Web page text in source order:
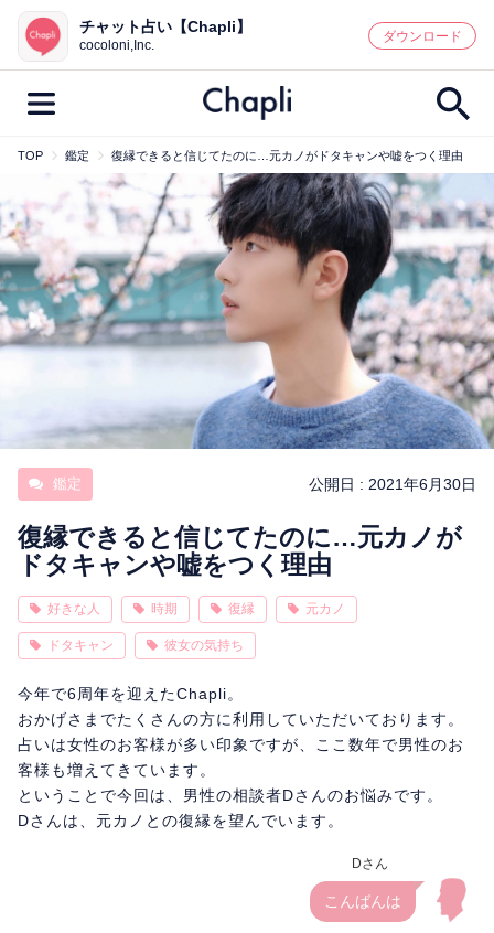
鑑定記事・占い師検索
最新記事一覧
人気記事一覧
カテゴリー別
鑑定 占い師 キャンペーン
恋の行方 時期
今週の運勢 彼氏 片思い 結婚
相性
チャット占い【Chapli】
cocoloni,Inc.
ダウンロード
TOP 鑑定 復縁できると信じてたのに…元カノがドタキャンや嘘をつく理由
鑑定 公開日 : 2021年6月30日
復縁できると信じてたのに…元カノが
ドタキャンや嘘をつく理由
好きな人 時期 復縁 元カノ
ドタキャン 彼女の気持ち
今年で6周年を迎えたChapli。
おかげさまでたくさんの方に利用していただいております。
占いは女性のお客様が多い印象ですが、ここ数年で男性のお
客様も増えてきています。
ということで今回は、男性の相談者Dさんのお悩みです。
Dさんは、元カノとの復縁を望んでいます。
Dさん
こんばんは